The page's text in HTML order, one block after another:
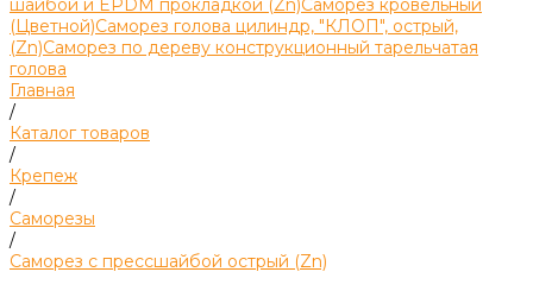
шайбой и EPDM прокладкой (Zn)Саморез кровельный
(Цветной)Саморез голова цилиндр, "КЛОП", острый,
(Zn)Саморез по дереву конструкционный тарельчатая
голова
Главная
/
Каталог товаров
/
Крепеж
/
Саморезы
/
Саморез с прессшайбой острый (Zn)